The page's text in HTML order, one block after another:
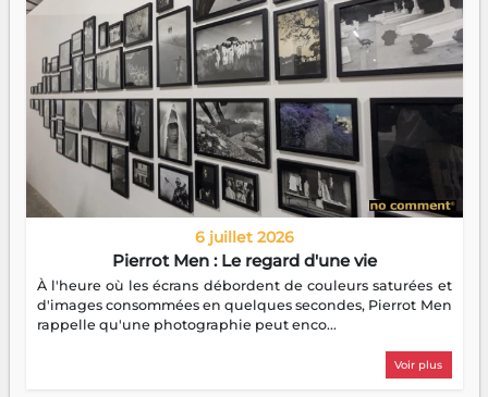
6 juillet 2026
Pierrot Men : Le regard d'une vie
À l'heure où les écrans débordent de couleurs saturées et
d'images consommées en quelques secondes, Pierrot Men
rappelle qu'une photographie peut enco...
Voir plus